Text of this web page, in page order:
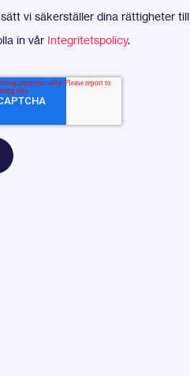
vi säkerställer dina rättigheter till
in vår Integritetspolicy.